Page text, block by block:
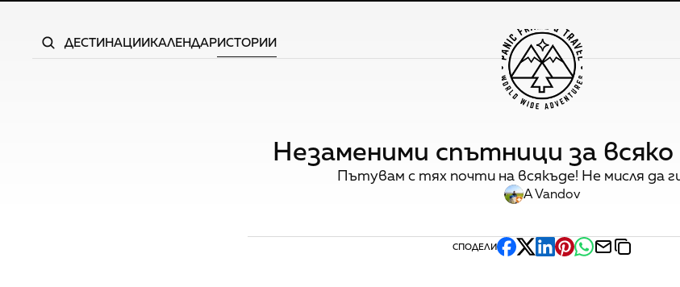
Незаменими спътници за
Пътувам с тях почти на всякъде! Не мисля да
A Vandov
СПОДЕЛИ
ДЕСТИНАЦИИКАЛЕНДАРИСТОРИИ